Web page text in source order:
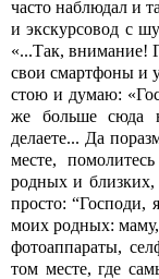
часто наблюдал и
и экскурсовод с
«...Так, внимание!
свои смартфоны и
стою и думаю:
же больше сюда
делаете... Да
месте,
родных и близких,
просто: “Господи,
моих родных:
фотоаппараты,
том месте, где